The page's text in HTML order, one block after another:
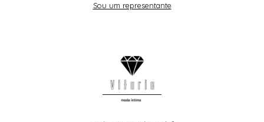
Sou um representante